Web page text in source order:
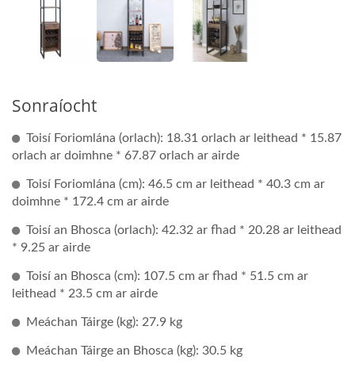
Sonraíocht
Toisí Foriomlána (orlach): 18.31 orlach ar leithead * 15.87
orlach ar doimhne * 67.87 orlach ar airde
Toisí Foriomlána (cm): 46.5 cm ar leithead * 40.3 cm ar
doimhne * 172.4 cm ar airde
Toisí an Bhosca (orlach): 42.32 ar fhad * 20.28 ar leithead
* 9.25 ar airde
Toisí an Bhosca (cm): 107.5 cm ar fhad * 51.5 cm ar
leithead * 23.5 cm ar airde
Meáchan Táirge (kg): 27.9 kg
Meáchan Táirge an Bhosca (kg): 30.5 kg